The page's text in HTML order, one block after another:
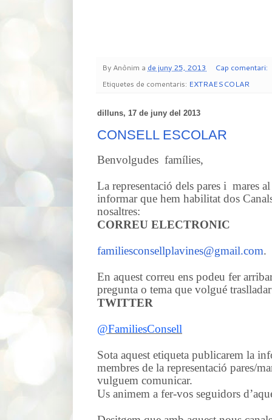
By Anònim a de juny 25, 2013
Cap comentari:
Etiquetes de comentaris: EXTRAESCOLAR
dilluns, 17 de juny del 2013
CONSELL ESCOLAR
Benvolgudes famílies,
La representació dels pares i mares
informar que hem habilitat dos
nosaltres:
CORREU ELECTRONIC
familiesconsellplavines@gmail.com.
En aquest correu ens podeu fer
pregunta o tema que volgué
TWITTER
@FamiliesConsell
Sota aquest etiqueta publicarem la
membres de la representació pares/
vulguem comunicar.
Us animem a fer-vos seguidors